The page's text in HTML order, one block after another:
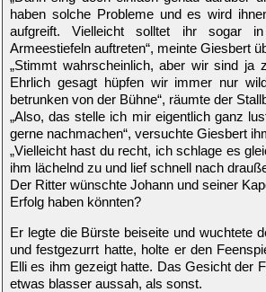
haben solche Probleme und es wird
aufgreift. Vielleicht solltet ihr sogar
Armeestiefeln auftreten“, meinte Giesbert
„Stimmt wahrscheinlich, aber wir sind ja
Ehrlich gesagt hüpfen wir immer nur
betrunken von der Bühne“, räumte der
„Also, das stelle ich mir eigentlich ganz
gerne nachmachen“, versuchte Giesbert
„Vielleicht hast du recht, ich schlage es
ihm lächelnd zu und lief schnell nach
Der Ritter wünschte Johann und seiner
Erfolg haben könnten?
Er legte die Bürste beiseite und wuchtete
und festgezurrt hatte, holte er den
Elli es ihm gezeigt hatte. Das Gesicht der
etwas blasser aussah, als sonst.